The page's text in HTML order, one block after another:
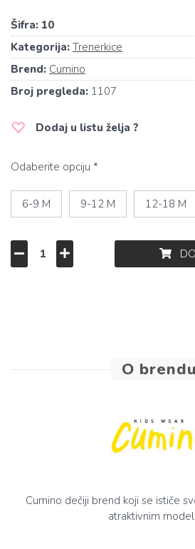
Šifra: 10
Kategorija: Trenerkice
Brend: Cumino
Broj pregleda: 1107
Dodaj u listu želja ?
Odaberite opciju *
6-9 M 9-12 M 12-18 M
O brendu
Cumino dečiji brend koji se ističe
atraktivnim